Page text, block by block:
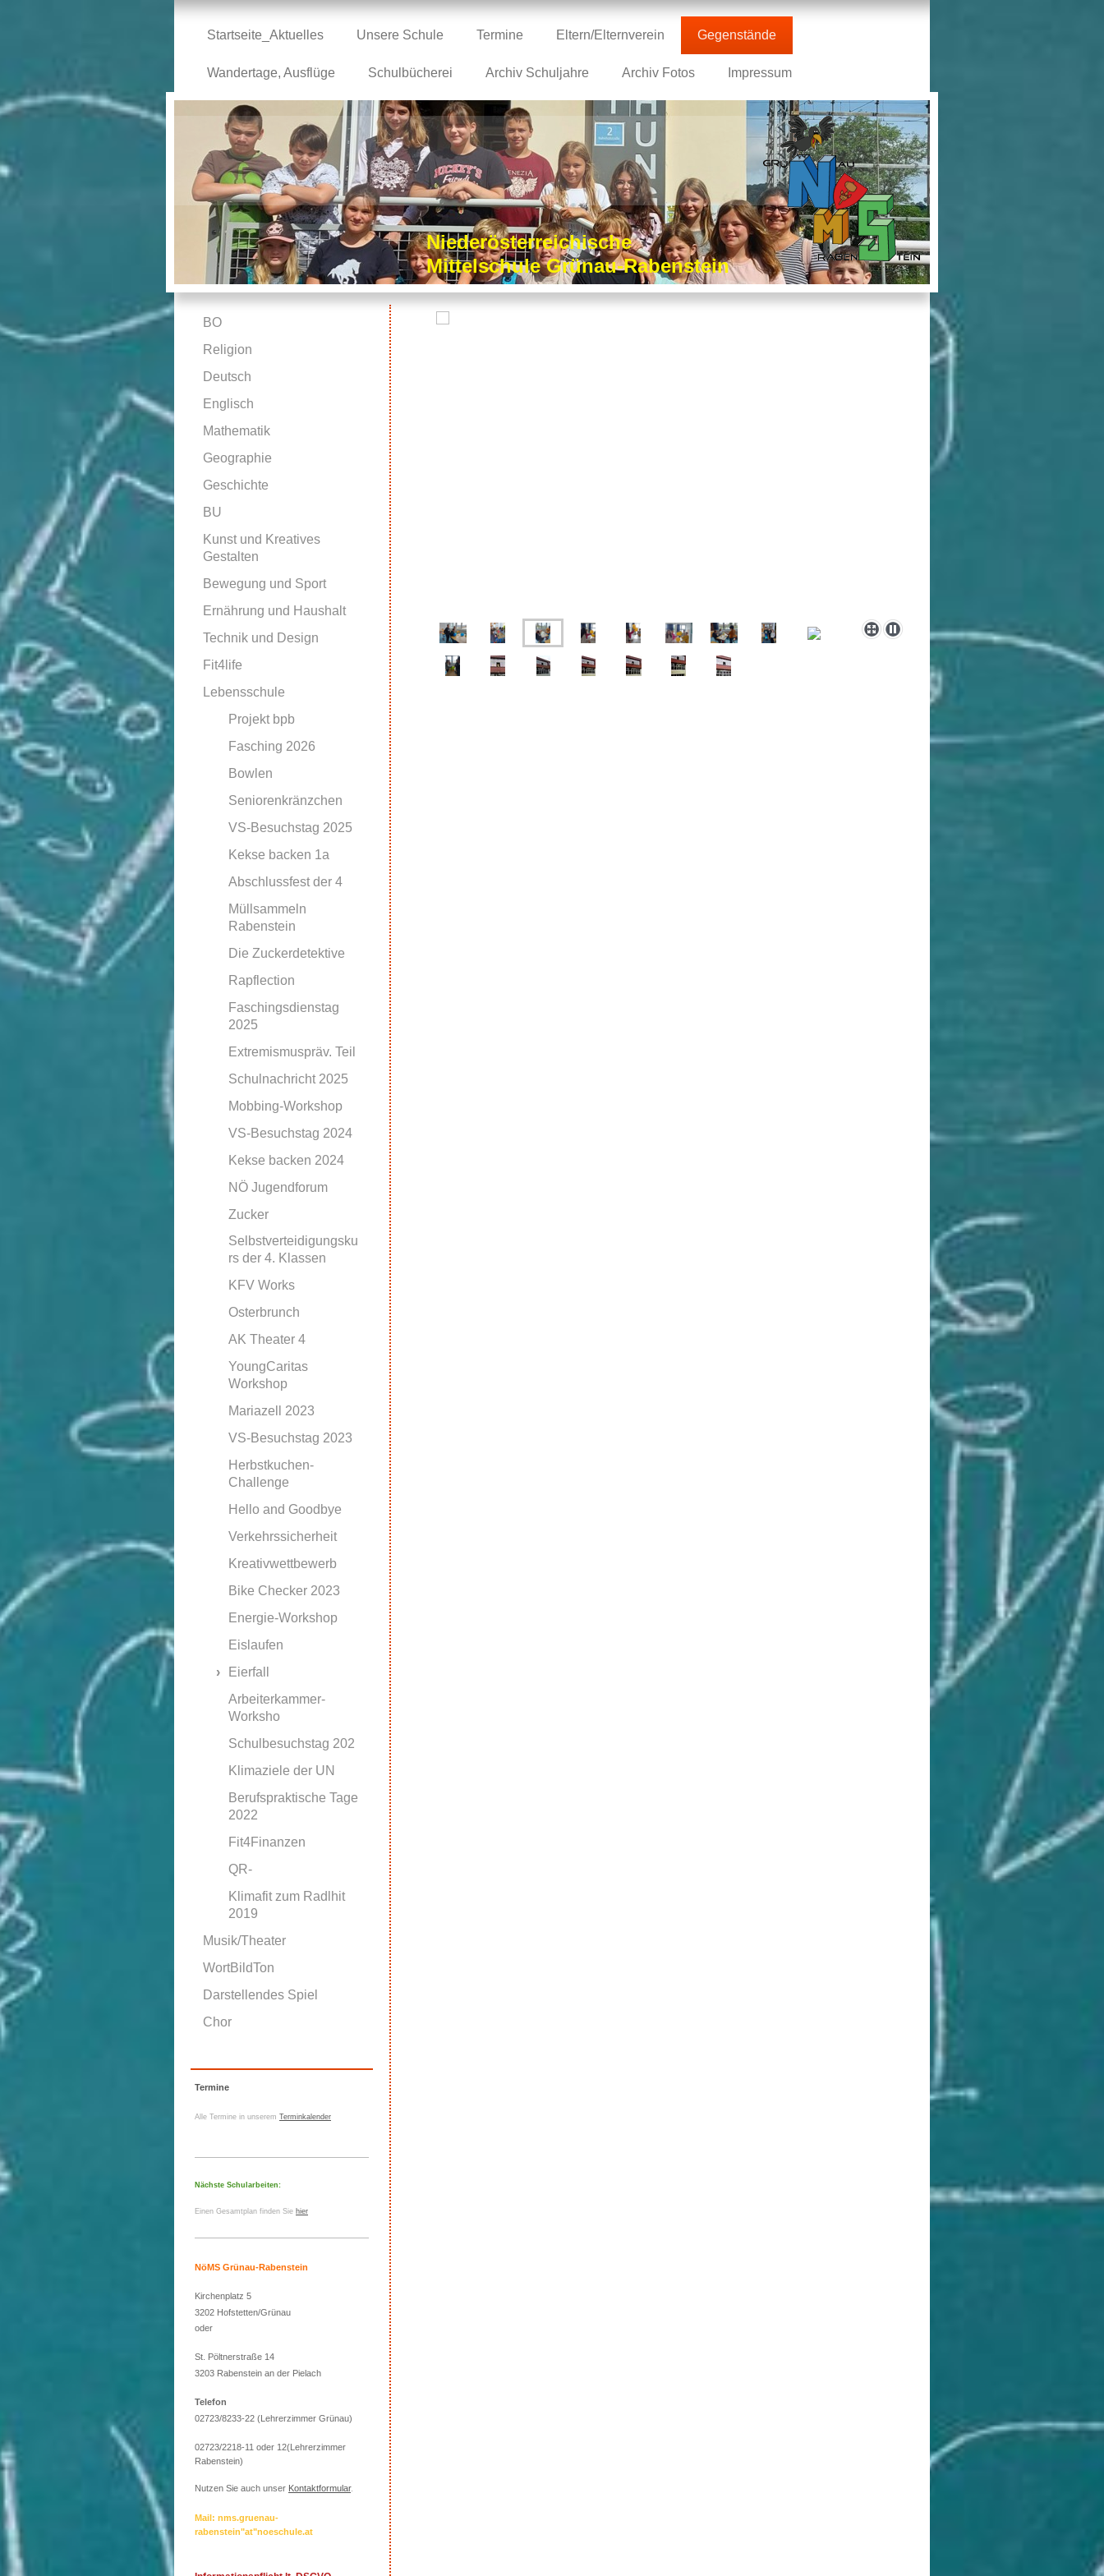
Startseite_Aktuelles Unsere Schule Termine Eltern/Elternverein Gegenstände
Wandertage, Ausflüge Schulbücherei Archiv Schuljahre Archiv Fotos Impressum
Niederösterreichische
Mittelschule Grünau-Rabenstein
BO
Religion
Deutsch
Englisch
Mathematik
Geographie
Geschichte
BU
Kunst und Kreatives
Gestalten
Bewegung und Sport
Ernährung und Haushalt
Technik und Design
Fit4life
Lebensschule
Projekt bpb
Fasching 2026
Bowlen
Seniorenkränzchen
VS-Besuchstag 2025
Kekse backen 1a
Abschlussfest der 4
Müllsammeln
Rabenstein
Die Zuckerdetektive
Rapflection
Faschingsdienstag
2025
Extremismuspräv. Teil
Schulnachricht 2025
Mobbing-Workshop
VS-Besuchstag 2024
Kekse backen 2024
NÖ Jugendforum
Zucker
Selbstverteidigungsku
rs der 4. Klassen
KFV Works
Osterbrunch
AK Theater 4
YoungCaritas
Workshop
Mariazell 2023
VS-Besuchstag 2023
Herbstkuchen-
Challenge
Hello and Goodbye
Verkehrssicherheit
Kreativwettbewerb
Bike Checker 2023
Energie-Workshop
Eislaufen
Eierfall
Arbeiterkammer-
Worksho
Schulbesuchstag 202
Klimaziele der UN
Berufspraktische Tage
2022
Fit4Finanzen
QR-
Klimafit zum Radlhit
2019
Musik/Theater
WortBildTon
Darstellendes Spiel
Chor
Termine
Alle Termine in unserem Terminkalender
Nächste Schularbeiten:
Einen Gesamtplan finden Sie hier
NöMS Grünau-Rabenstein
Kirchenplatz 5
3202 Hofstetten/Grünau
oder
St. Pöltnerstraße 14
3203 Rabenstein an der Pielach
Telefon
02723/8233-22 (Lehrerzimmer Grünau)
02723/2218-11 oder 12(Lehrerzimmer
Rabenstein)
Nutzen Sie auch unser Kontaktformular.
Mail: nms.gruenau-
rabenstein"at"noeschule.at